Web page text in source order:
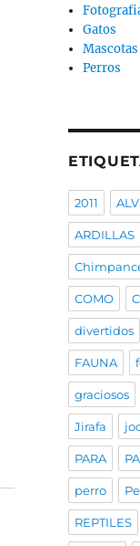
Gatos
Mascotas
Perros
2011
ARDILLAS
COMO
divertidos
FAUNA
graciosos
Jirafa
PARA
perro
REPTILES